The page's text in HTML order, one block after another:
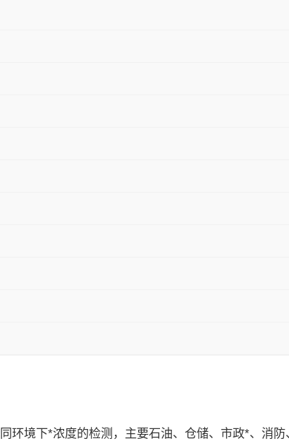
环境下*浓度的检测，主要石油、仓储、市政*、消